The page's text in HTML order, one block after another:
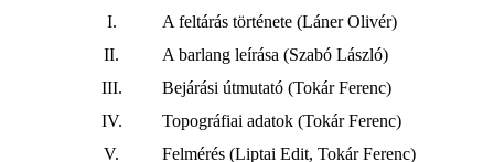
I.
A feltárás története (Láner Olivér)
II.
A barlang leírása (Szabó László)
III.
Bejárási útmutató (Tokár Ferenc)
IV.
Topográfiai adatok (Tokár Ferenc)
V.
Felmérés (Liptai Edit, Tokár Ferenc)